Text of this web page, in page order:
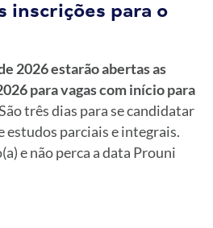
inscrições para o
2026 estarão abertas as
para vagas com início para
três dias para se candidatar
estudos parciais e integrais.
e não perca a data Prouni